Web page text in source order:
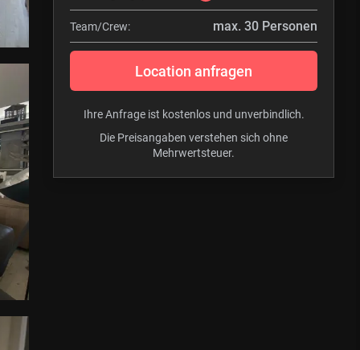
Team/Crew: max. 30 Personen
Location anfragen
Ihre Anfrage ist kostenlos und unverbindlich.
Die Preisangaben verstehen sich ohne
Mehrwertsteuer.